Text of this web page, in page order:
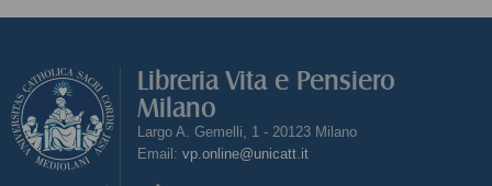
Libreria Vita e Pensiero
Milano
Largo A. Gemelli, 1 - 20123 Milano
Email: vp.online@unicatt.it